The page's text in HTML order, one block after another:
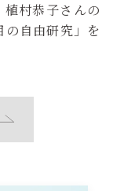
村恭子さんの
自由研究」を